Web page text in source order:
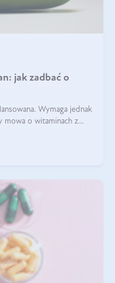
jak zadbać o
Wymaga jednak
mowa o witaminach z